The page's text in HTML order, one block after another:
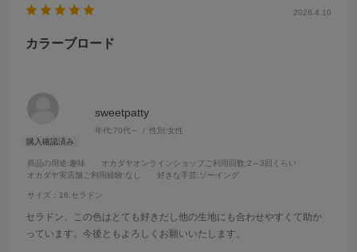
sweetpatty
年代:70代～ 性別:女性
商品の用途:趣味 オカダヤオンラインショップご利用回数:2～3回くらい
オカダヤ実店舗ご利用経験:なし 好きな手芸:ソーイング
サイズ：16.セラドン
2026.4.10
カラーブロード
セラドン、この色はとても好きだし他の生地にも合わせやすくて助か
っています。今後ともよろしくお願いいたします。